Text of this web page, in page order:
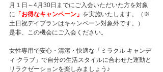
月１日～4月30日までにご入会いただいた方を対象
に 「お得なキャンペーン」 を実施いたします。（※
土日祝デイプランはキャンペーン対象外です。）
是非、この機会にご入会ください。
女性専用で安心・清潔・快適な「ミラクル キャンデ
ィ クラブ」で自分の生活スタイルに合わせた運動と
リラクゼーションを楽しみましょう♪